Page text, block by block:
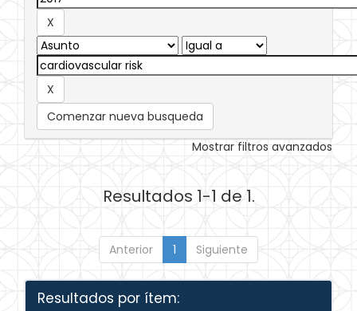
Comenzar nueva busqueda
Mostrar filtros avanzados
Resultados 1-1 de 1.
Anterior 1 Siguiente
Resultados por ítem: